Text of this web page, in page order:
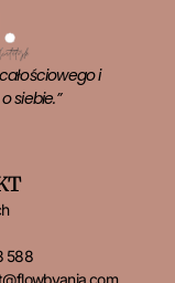
i
siebie.”
588